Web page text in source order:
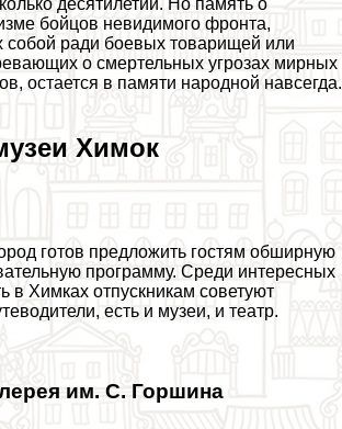
десятилетий. Но память о
бойцов невидимого фронта,
собой ради боевых товарищей или
о cмepтельных угрозах мирных
остается в памяти народной навсегда.
Химок
готов предложить гостям обширную
программу. Среди интересных
в Химках отпускникам советуют
есть и музеи, и театр.
им. С. Горшина